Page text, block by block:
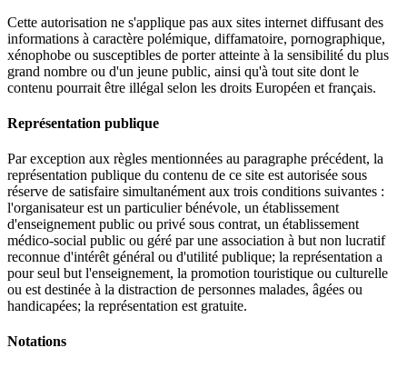
Cette autorisation ne s'applique pas aux sites internet diffusant des
informations à caractère polémique, diffamatoire, pornographique,
xénophobe ou susceptibles de porter atteinte à la sensibilité du plus
grand nombre ou d'un jeune public, ainsi qu'à tout site dont le
contenu pourrait être illégal selon les droits Européen et français.
Représentation publique
Par exception aux règles mentionnées au paragraphe précédent, la
représentation publique du contenu de ce site est autorisée sous
réserve de satisfaire simultanément aux trois conditions suivantes :
l'organisateur est un particulier bénévole, un établissement
d'enseignement public ou privé sous contrat, un établissement
médico-social public ou géré par une association à but non lucratif
reconnue d'intérêt général ou d'utilité publique; la représentation a
pour seul but l'enseignement, la promotion touristique ou culturelle
ou est destinée à la distraction de personnes malades, âgées ou
handicapées; la représentation est gratuite.
Notations